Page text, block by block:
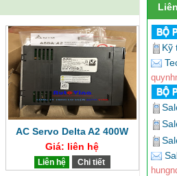
BỘ
Kỹ
BỘ
AC Servo Delta A2 400W
Giá: liên hệ
Liên hệ Chi tiết